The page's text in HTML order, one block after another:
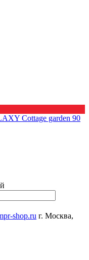
Cottage garden 90
shop.ru г. Москва,